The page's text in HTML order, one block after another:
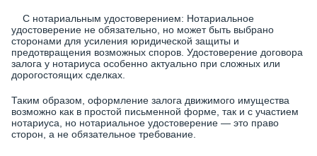
С нотариальным удостоверением: Нотариальное
удостоверение не обязательно, но может быть выбрано
сторонами для усиления юридической защиты и
предотвращения возможных споров. Удостоверение договора
залога у нотариуса особенно актуально при сложных или
дорогостоящих сделках.
Таким образом, оформление залога движимого имущества
возможно как в простой письменной форме, так и с участием
нотариуса, но нотариальное удостоверение — это право
сторон, а не обязательное требование.